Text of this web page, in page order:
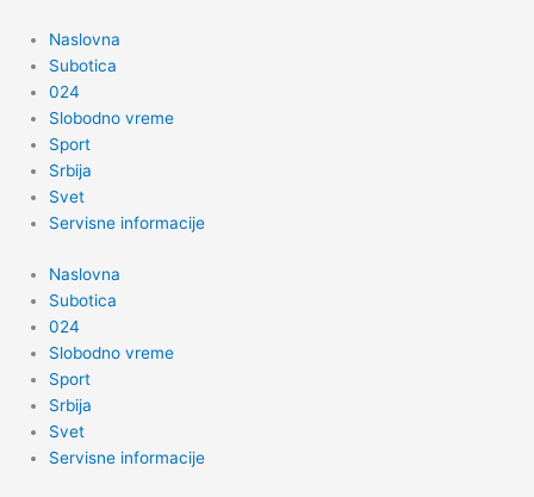
садржај
Naslovna
Subotica
024
Slobodno vreme
Sport
Srbija
Svet
Servisne informacije
Naslovna
Subotica
024
Slobodno vreme
Sport
Srbija
Svet
Servisne informacije